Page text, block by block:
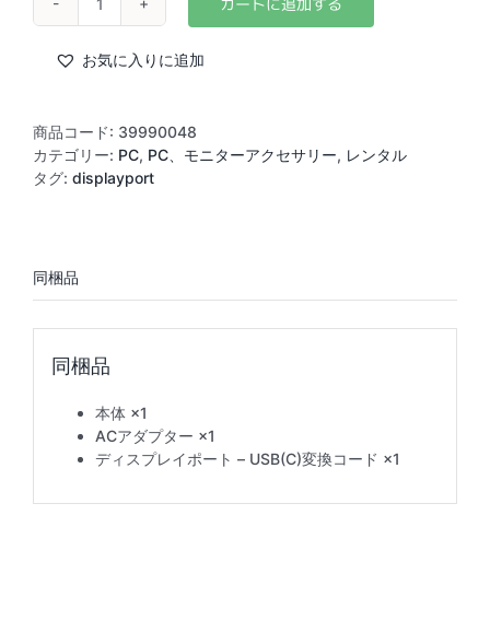
デ
ス
イ
ポ
ー
お気に入りに追加
商品コード: 39990048
カテゴリー: PC, PC、モニターアクセサリー, レンタル
タグ: displayport
本体 ×1
ACアダプター ×1
ディスプレイポート – USB(C)変換コード ×1